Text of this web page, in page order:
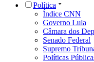
Política
Índice CNN
Governo Lula
Câmara dos
Senado Federal
Supremo
Políticas